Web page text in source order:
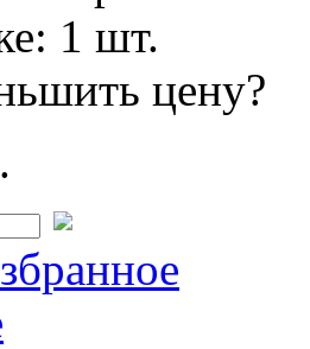
1 шт.
цену?